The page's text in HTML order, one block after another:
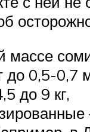
массе
до 0,5-0,7
до 9 кг,